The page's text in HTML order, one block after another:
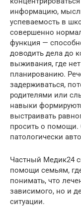
информацию,
успеваемость в
совершенно
функция —
доводить дела до
выживания, где
планированию.
задерживаться,
родителями или
навыки
выстраивать
просить о помощи.
патологически
Частный Медик24
помощи семьям,
понимать, что
зависимого, но и
ситуации.